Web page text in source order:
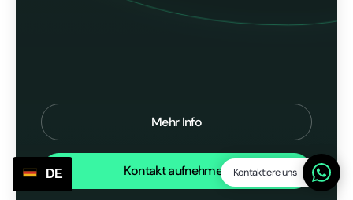
Kontaktiere uns
Mehr Info
Kontakt aufnehmen
DE